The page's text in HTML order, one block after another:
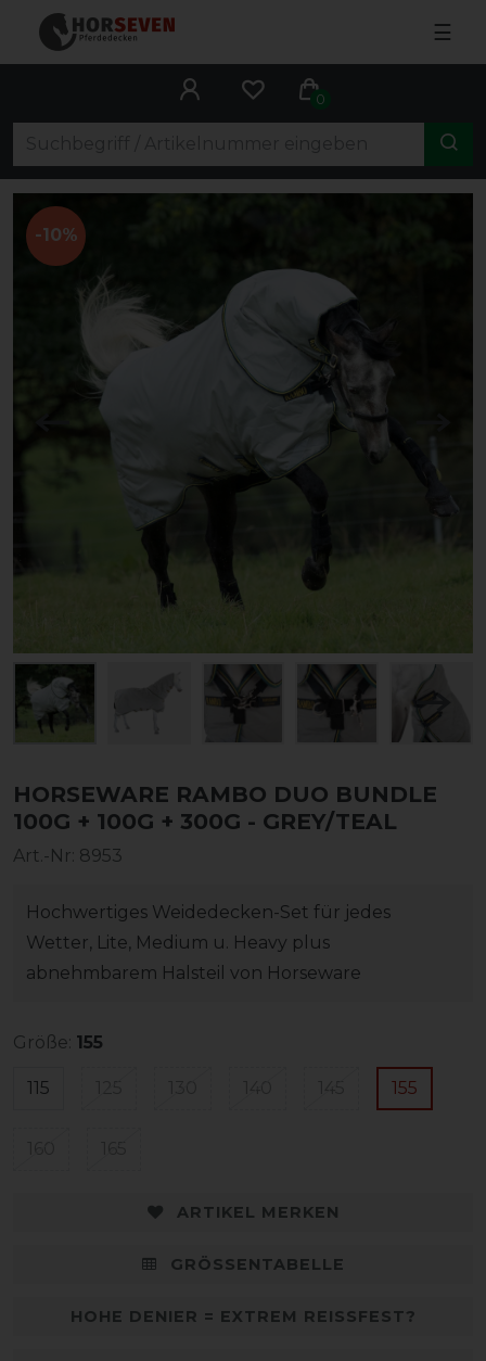
☰
0
-10%
HORSEWARE RAMBO DUO BUNDLE
100G + 100G + 300G - GREY/TEAL
Art.-Nr: 8953
Hochwertiges Weidedecken-Set für jedes
Wetter, Lite, Medium u. Heavy plus
abnehmbarem Halsteil von Horseware
Größe: 155
115 155
ARTIKEL MERKEN
GRÖSSENTABELLE
HOHE DENIER = EXTREM REISSFEST?